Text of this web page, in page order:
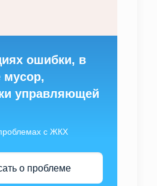
ошибки, в
мусор,
управляющей
с ЖКХ
о проблеме